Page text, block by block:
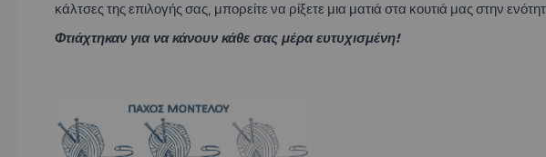
κάλτσες της επιλογής σας, μπορείτε να ρίξετε μια ματιά στα κουτιά μας στην
Φτιάχτηκαν για να κάνουν κάθε σας μέρα ευτυχισμένη!